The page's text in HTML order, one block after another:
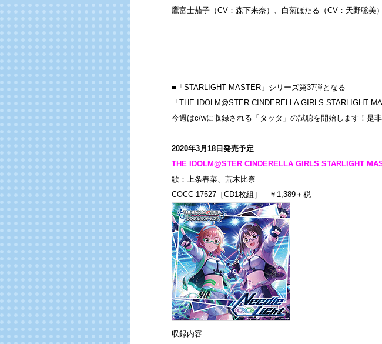
鷹富士茄子（CV：森下来奈）、白菊ほたる（CV：天野聡美）
■「STARLIGHT MASTER」シリーズ第37弾となる
「THE IDOLM@STER CINDERELLA GIRLS STARLIGHT
今週はc/wに収録される「タッタ」の試聴を開始します！是
2020年3月18日発売予定
THE IDOLM@STER CINDERELLA GIRLS STARLIGHT
歌：上条春菜、荒木比奈
COCC-17527［CD1枚組］ ￥1,389＋税
収録内容